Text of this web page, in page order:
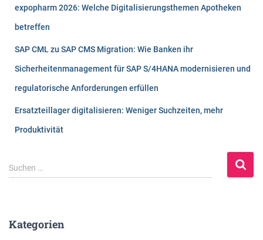
expopharm 2026: Welche Digitalisierungsthemen Apotheken
betreffen
SAP CML zu SAP CMS Migration: Wie Banken ihr
Sicherheitenmanagement für SAP S/4HANA modernisieren und
regulatorische Anforderungen erfüllen
Ersatzteillager digitalisieren: Weniger Suchzeiten, mehr
Produktivität
S
u
n
Suchen …
Kategorien